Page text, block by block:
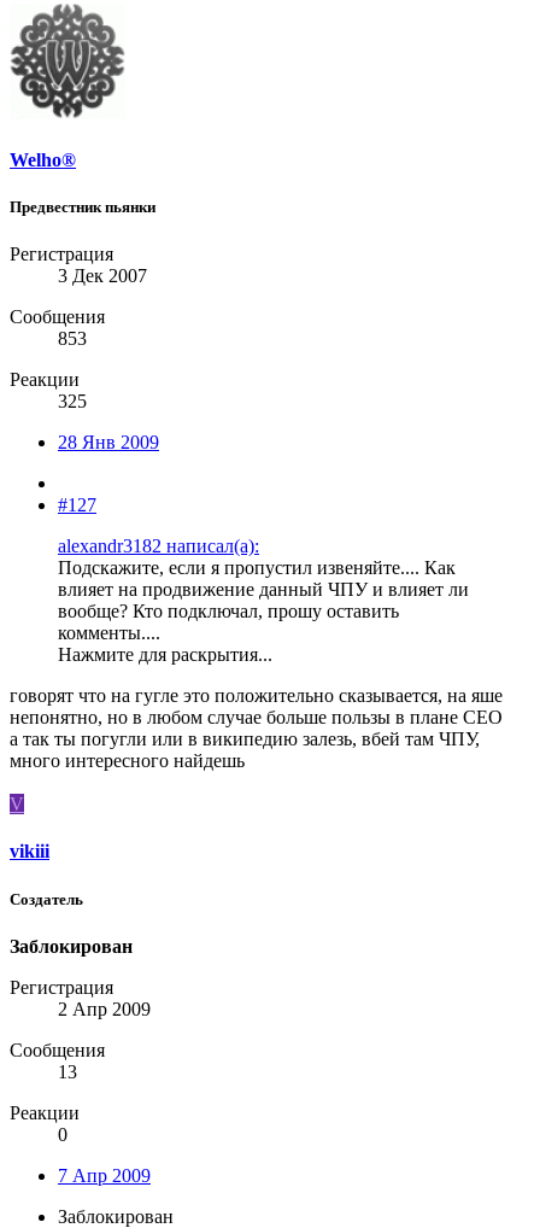
Welho®
Предвестник пьянки
Регистрация
3 Дек 2007
Сообщения
853
Реакции
325
28 Янв 2009
#127
alexandr3182 написал(а):
Подскажите, если я пропустил извеняйте.... Как
влияет на продвижение данный ЧПУ и влияет ли
вообще? Кто подключал, прошу оставить
комменты....
Нажмите для раскрытия...
говорят что на гугле это положительно сказывается, на яше
непонятно, но в любом случае больше пользы в плане СЕО
а так ты погугли или в википедию залезь, вбей там ЧПУ,
много интересного найдешь
V
vikiii
Создатель
Заблокирован
Регистрация
2 Апр 2009
Сообщения
13
Реакции
0
7 Апр 2009
Заблокирован